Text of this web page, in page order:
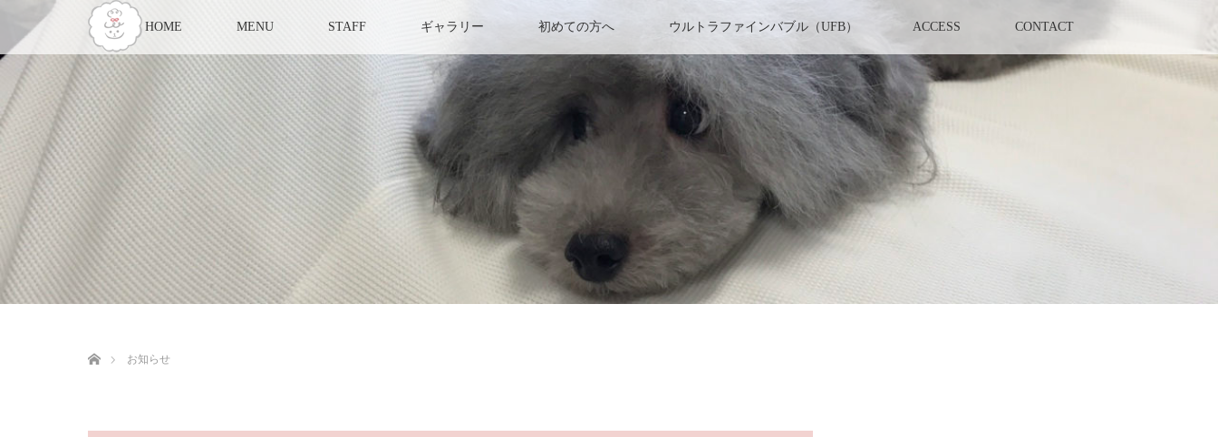
HOME MENU STAFF ギャラリー 初めての方へ ウルトラファインバブル（UFB） ACCESS CONTACT
お知らせ